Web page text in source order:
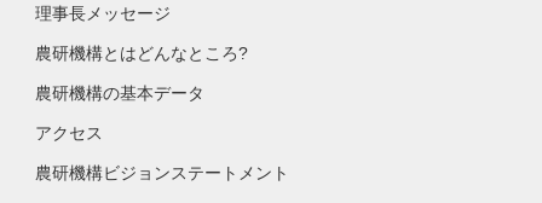
理事長メッセージ
農研機構とはどんなところ?
農研機構の基本データ
アクセス
農研機構ビジョンステートメント